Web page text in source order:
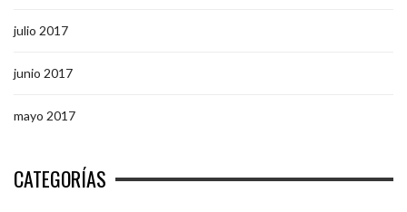
julio 2017
junio 2017
mayo 2017
CATEGORÍAS